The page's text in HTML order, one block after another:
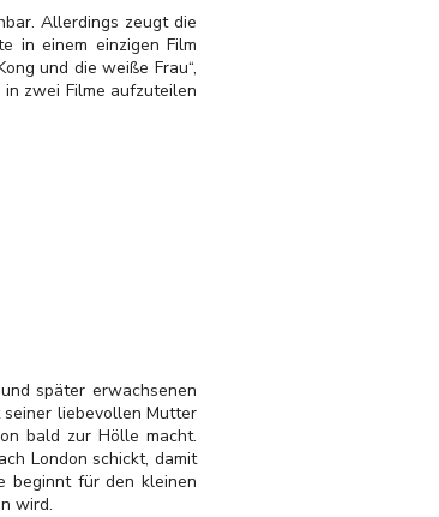
Allerdings zeugt die
in einem einzigen Film
und die weiße Frau“,
zwei Filme aufzuteilen
später erwachsenen
liebevollen Mutter
bald zur Hölle macht.
London schickt, damit
beginnt für den kleinen
wird.